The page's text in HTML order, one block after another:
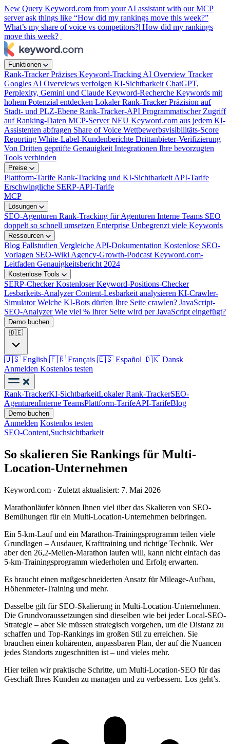
New Query Keyword.com from your AI assistant with our MCP
server ask things like “How did my rankings move this week?”
What’s my share of voice vs competitors?| How did my rankings
move this week?
Funktionen
Rank-TrackerPräzises Keyword-Tracking AI Overview Tracker
Googles AI Overviews verfolgen KI-Sichtbarkeit ChatGPT,
Perplexity, Gemini und Claude Keyword-Recherche Keywords mit
hohem Potenzial entdecken Lokaler Rank-TrackerPräzision auf
Stadt- und PLZ-Ebene Rank-Tracker-API Programmatischer Zugriff
auf Ranking-Daten MCP-ServerNEU Keyword.com aus jedem KI-
Assistenten abfragen Share of Voice Wettbewerbsvisibilitäts-Score
Reporting White-Label-Kundenberichte Drittanbieter-Verifizierung
Von Dritten geprüfte Genauigkeit Integrationen Ihre bevorzugten
Tools verbinden
Preise
Plattform-Tarife Rank-Tracking und KI-Sichtbarkeit API-Tarife
Erschwingliche SERP-API-Tarife
MCP
Lösungen
SEO-Agenturen Rank-Tracking für Agenturen Interne Teams SEO
doppelt so schnell umsetzen Enterprise Unbegrenzt viele Keywords
Ressourcen
Blog Fallstudien Vergleiche API-Dokumentation Kostenlose SEO-
Vorlagen SEO-Wiki Agency-Growth-Podcast Keyword.com-
Leitfaden Genauigkeitsbericht 2024
Kostenlose Tools
SERP-CheckerKostenloser Keyword-Positions-Checker
Lesbarkeits-AnalyzerContent-Lesbarkeit analysieren KI-Crawler-
SimulatorWelche KI-Bots dürfen Ihre Seite crawlen? JavaScript-
SEO-AnalyzerWie viel % Ihrer Seite wird per JavaScript eingefügt?
Demo buchen
🇩🇪
🇺🇸 English 🇫🇷 Français 🇪🇸 Español 🇩🇰 Dansk
Anmelden Kostenlos testen
Rank-TrackerKI-SichtbarkeitLokaler Rank-TrackerSEO-
AgenturenInterne TeamsPlattform-TarifeAPI-TarifeBlog
Demo buchen
Anmelden Kostenlos testen
SEO-Content,Suchsichtbarkeit
So skalieren Sie Rankings für Multi-
Location-Unternehmen
Keyword.com · Zuletzt aktualisiert: 7. Mai 2026
Marathonläufer können Ihnen viel über das Skalieren von SEO-
Bemühungen für ein Multi-Location-Unternehmen beibringen.
Ein 5-km-Lauf und ein Marathon-Trainingsprogramm teilen viele
Grundlagen – Ausdauer, Krafttraining und richtige Technik. Wer
aber den 26,2-Meilen-Marathon laufen will, kann nicht einfach das
5-km-Trainingsprogramm wiederholen und Erfolg erwarten.
Es braucht einen maßgeschneiderten Ansatz für Mileage-Aufbau,
Höhenmeter-Training und mehr.
Dasselbe gilt für SEO-Skalierung in Multi-Location-Unternehmen.
Die Grundvoraussetzungen sind dieselben wie bei jeder Local-SEO-
Strategie – aber Sie müssen strategisch vorgehen, um die Distanz zu
schaffen und Top-Rankings im großen Stil zu erreichen. Sie
brauchen einen kohärenten, anpassbaren Plan, der auf die Nuancen
jedes Standorts zugeschnitten ist – und vieles mehr.
Hier teilen wir praktische Schritte, um Multi-Location-SEO für das
Geschäft Ihres Kunden zu managen und zu verbessern. Los geht’s.